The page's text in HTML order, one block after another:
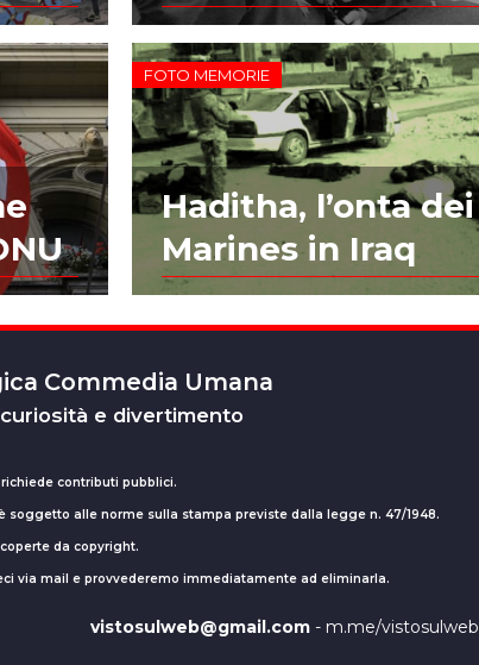
FOTO MEMORIE
Haditha, l’onta dei
Marines in Iraq
Commedia Umana
e divertimento
contributi pubblici.
soggetto alle norme sulla stampa previste dalla legge n. 47/1948.
da copyright.
via mail e provvederemo immediatamente ad eliminarla.
vistosulweb@gmail.com- m.me/vistosulweb